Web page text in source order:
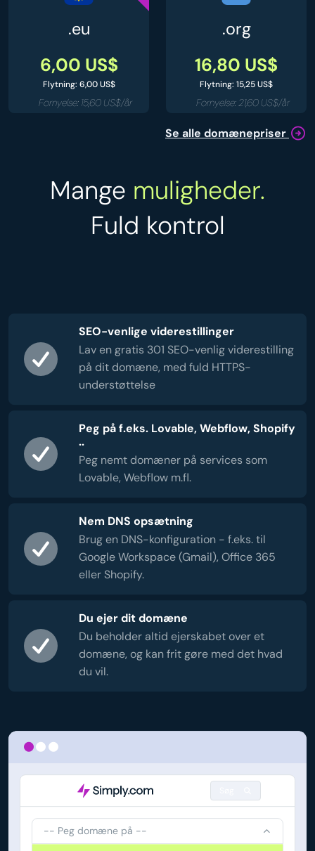
.eu
6,00 US$
Flytning: 6,00 US$
Fornyelse: 15,60 US$/år
.org
16,80 US$
Flytning: 15,25 US$
Fornyelse: 21,60 US$/år
Se alle domænepriser
Mange muligheder.
Fuld kontrol
SEO-venlige viderestillinger
Lav en gratis 301 SEO-venlig viderestilling
på dit domæne, med fuld HTTPS-
understøttelse
Peg på f.eks. Lovable, Webflow, Shopify
..
Peg nemt domæner på services som
Lovable, Webflow m.fl.
Nem DNS opsætning
Brug en DNS-konfiguration - f.eks. til
Google Workspace (Gmail), Office 365
eller Shopify.
Du ejer dit domæne
Du beholder altid ejerskabet over et
domæne, og kan frit gøre med det hvad
du vil.
-- Peg domæne på --